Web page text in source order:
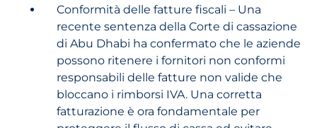
Conformità delle fatture fiscali – Una
recente sentenza della Corte di cassazione
di Abu Dhabi ha confermato che le aziende
possono ritenere i fornitori non conformi
responsabili delle fatture non valide che
bloccano i rimborsi IVA. Una corretta
fatturazione è ora fondamentale per